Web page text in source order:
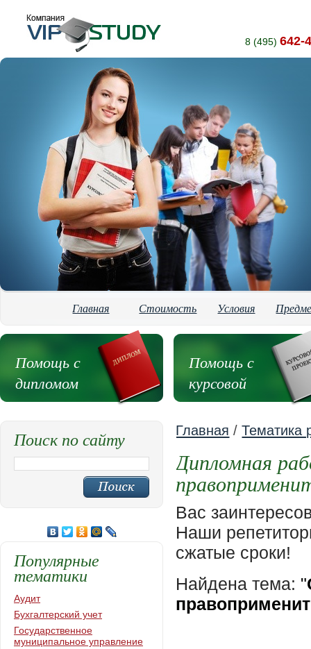
8 (495) 642-
Главная Стоимость Условия
Помощь с
дипломом
Помощь с
курсовой
Главная /Тематика
Дипломная
Вас
Наши
сжатые сроки!
Найдена тема: "
Поиск по сайту
Популярные
тематики
Аудит
Бухгалтерский учет
Государственное
муниципальное управление